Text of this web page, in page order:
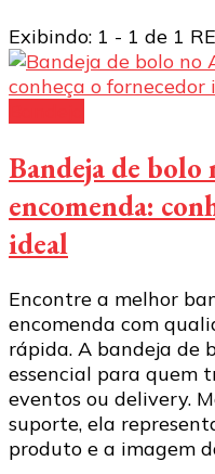
Exibindo: 1 - 1 de 1
Bandeja de bolo
encomenda:
ideal
Encontre a melhor
encomenda com
rápida. A bandeja de
essencial para quem
eventos ou delivery.
suporte, ela
produto e a imagem